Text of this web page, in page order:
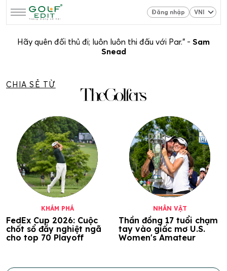
Đăng nhập
Hãy quên đối thủ đi; luôn luôn thi đấu với Par.” - Sam
Snead
CHIA SẺ TỪ
KHÁM PHÁ
FedEx Cup 2026: Cuộc
chốt sổ đầy nghiệt ngã
cho top 70 Playoff
NHÂN VẬT
Thần đồng 17 tuổi chạm
tay vào giấc mơ U.S.
Women's Amateur